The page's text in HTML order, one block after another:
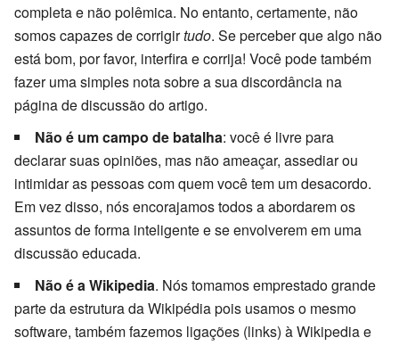
completa e não polêmica. No entanto, certamente, não
somos capazes de corrigirtudo. Se perceber que algo não
está bom, por favor, interfira e corrija! Você pode também
fazer uma simples nota sobre a sua discordância na
página de discussão do artigo.
Não é um campo de batalha: você é livre para
declarar suas opiniões, mas não ameaçar, assediar ou
intimidar as pessoas com quem você tem um desacordo.
Em vez disso, nós encorajamos todos a abordarem os
assuntos de forma inteligente e se envolverem em uma
discussão educada.
Não é a Wikipedia. Nós tomamos emprestado grande
parte da estrutura da Wikipédia pois usamos o mesmo
software, também fazemos ligações (links) à Wikipedia e